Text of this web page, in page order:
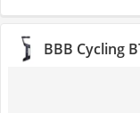
BBB Cycling